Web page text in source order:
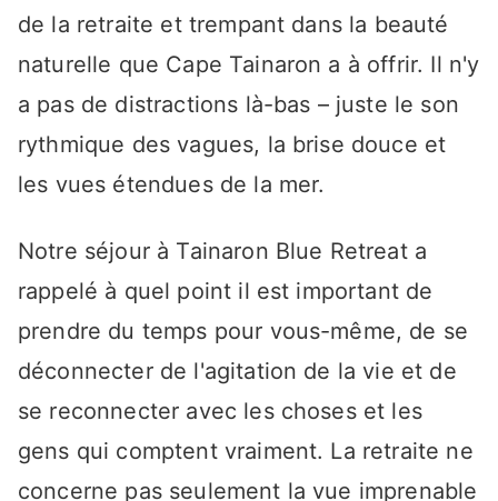
de la retraite et trempant dans la beauté
naturelle que Cape Tainaron a à offrir. Il n'y
a pas de distractions là-bas – juste le son
rythmique des vagues, la brise douce et
les vues étendues de la mer.
Notre séjour à Tainaron Blue Retreat a
rappelé à quel point il est important de
prendre du temps pour vous-même, de se
déconnecter de l'agitation de la vie et de
se reconnecter avec les choses et les
gens qui comptent vraiment. La retraite ne
concerne pas seulement la vue imprenable